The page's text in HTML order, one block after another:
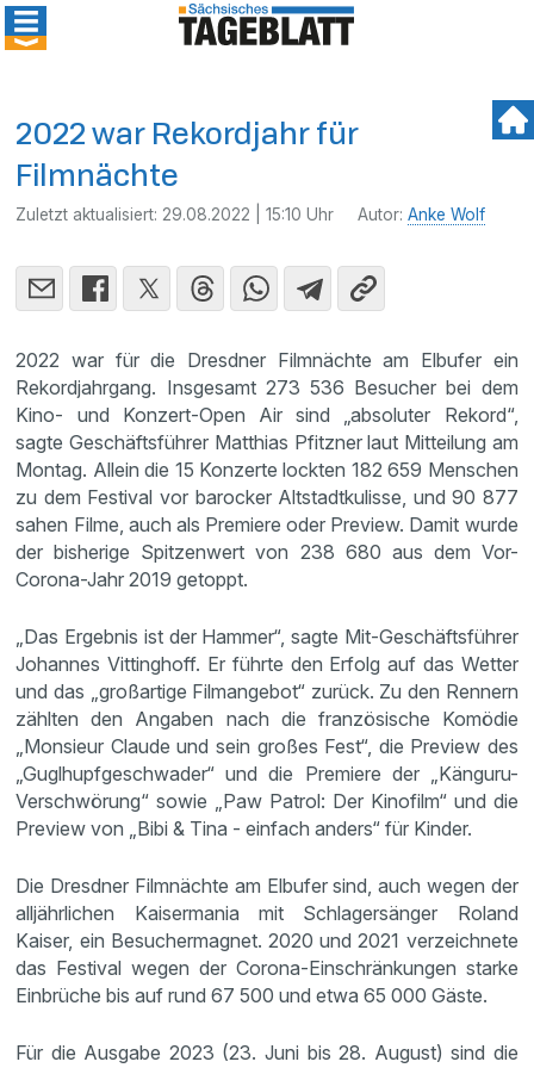
2022 war Rekordjahr für
Filmnächte
Zuletzt aktualisiert: 29.08.2022 | 15:10 Uhr Autor:Anke Wolf
2022 war für die Dresdner Filmnächte am Elbufer ein
Rekordjahrgang. Insgesamt 273 536 Besucher bei dem
Kino- und Konzert-Open Air sind „absoluter Rekord“,
sagte Geschäftsführer Matthias Pfitzner laut Mitteilung am
Montag. Allein die 15 Konzerte lockten 182 659 Menschen
zu dem Festival vor barocker Altstadtkulisse, und 90 877
sahen Filme, auch als Premiere oder Preview. Damit wurde
der bisherige Spitzenwert von 238 680 aus dem Vor-
Corona-Jahr 2019 getoppt.
„Das Ergebnis ist der Hammer“, sagte Mit-Geschäftsführer
Johannes Vittinghoff. Er führte den Erfolg auf das Wetter
und das „großartige Filmangebot“ zurück. Zu den Rennern
zählten den Angaben nach die französische Komödie
„Monsieur Claude und sein großes Fest“, die Preview des
„Guglhupfgeschwader“ und die Premiere der „Känguru-
Verschwörung“ sowie „Paw Patrol: Der Kinofilm“ und die
Preview von „Bibi & Tina - einfach anders“ für Kinder.
Die Dresdner Filmnächte am Elbufer sind, auch wegen der
alljährlichen Kaisermania mit Schlagersänger Roland
Kaiser, ein Besuchermagnet. 2020 und 2021 verzeichnete
das Festival wegen der Corona-Einschränkungen starke
Einbrüche bis auf rund 67 500 und etwa 65 000 Gäste.
Für die Ausgabe 2023 (23. Juni bis 28. August) sind die